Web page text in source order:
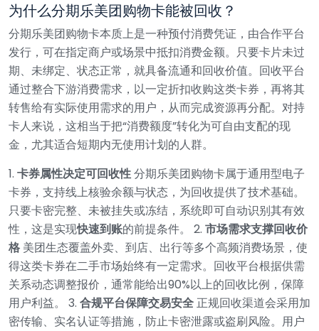
为什么分期乐美团购物卡能被回收？
分期乐美团购物卡本质上是一种预付消费凭证，由合作平台
发行，可在指定商户或场景中抵扣消费金额。只要卡片未过
期、未绑定、状态正常，就具备流通和回收价值。回收平台
通过整合下游消费需求，以一定折扣收购这类卡券，再将其
转售给有实际使用需求的用户，从而完成资源再分配。对持
卡人来说，这相当于把“消费额度”转化为可自由支配的现
金，尤其适合短期内无使用计划的人群。
1. 卡券属性决定可回收性分期乐美团购物卡属于通用型电子
卡券，支持线上核验余额与状态，为回收提供了技术基础。
只要卡密完整、未被挂失或冻结，系统即可自动识别其有效
性，这是实现快速到账的前提条件。 2. 市场需求支撑回收价
格 美团生态覆盖外卖、到店、出行等多个高频消费场景，使
得这类卡券在二手市场始终有一定需求。回收平台根据供需
关系动态调整报价，通常能给出90%以上的回收比例，保障
用户利益。
3. 合规平台保障交易安全正规回收渠道会采用加
密传输、实名认证等措施，防止卡密泄露或盗刷风险。用户